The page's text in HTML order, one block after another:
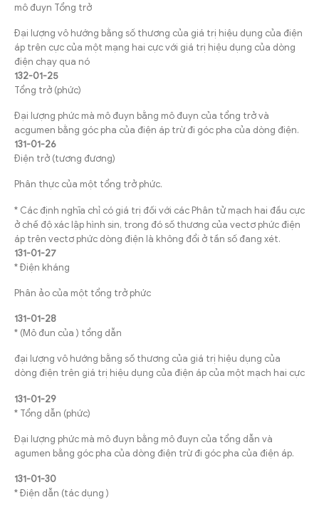
mô đuyn Tổng trở
Đại lượng vô hướng bằng số thương của giá trị hiệu dụng của điện
áp trên cực của một mạng hai cực với giá trị hiệu dụng của dòng
điện chạy qua nó
132-01-25
Tổng trở (phức)
Đại lượng phức mà mô đuyn bằng mô đuyn của tổng trở và
acgumen bằng góc pha của điện áp trừ đi góc pha của dòng điện.
131-01-26
Điện trở (tương đương)
Phân thực của một tổng trở phức.
* Các định nghĩa chỉ có giá trị đối với các Phân tử mạch hai đầu cực
ở chế độ xác lập hình sin, trong đó số thương của vectơ phức điện
áp trên vectơ phức dòng điện là không đổi ở tần số đang xét.
131-01-27
* Điện kháng
Phân ảo của một tổng trở phức
131-01-28
* (Mô đun của ) tổng dẫn
đại lượng vô hướng bằng số thương của giá trị hiệu dụng của
dòng điện trên giá trị hiệu dụng của điện áp của một mạch hai cực
131-01-29
* Tổng dẫn (phức)
Đại lượng phức mà mô đuyn bằng mô đuyn của tổng dẫn và
agumen bằng góc pha của dòng điện trừ đi góc pha của điện áp.
131-01-30
* Điện dẫn (tác dụng )